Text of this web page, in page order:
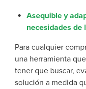
Asequible y
necesidades de
Para cualquier
una herramienta
tener que buscar,
solución a medida